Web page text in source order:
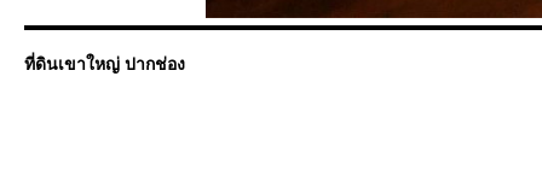
ที่ดินเขาใหญ่ ปากช่อง